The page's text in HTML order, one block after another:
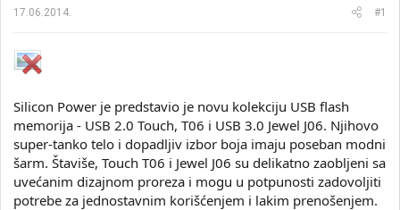
m
t
17.06.2014. #1
Silicon Power je predstavio je novu kolekciju USB flash
memorija - USB 2.0 Touch, T06 i USB 3.0 Jewel J06. Njihovo
super-tanko telo i dopadljiv izbor boja imaju poseban modni
šarm. Štaviše, Touch T06 i Jewel J06 su delikatno zaobljeni sa
uvećanim dizajnom proreza i mogu u potpunosti zadovoljiti
potrebe za jednostavnim korišćenjem i lakim prenošenjem.